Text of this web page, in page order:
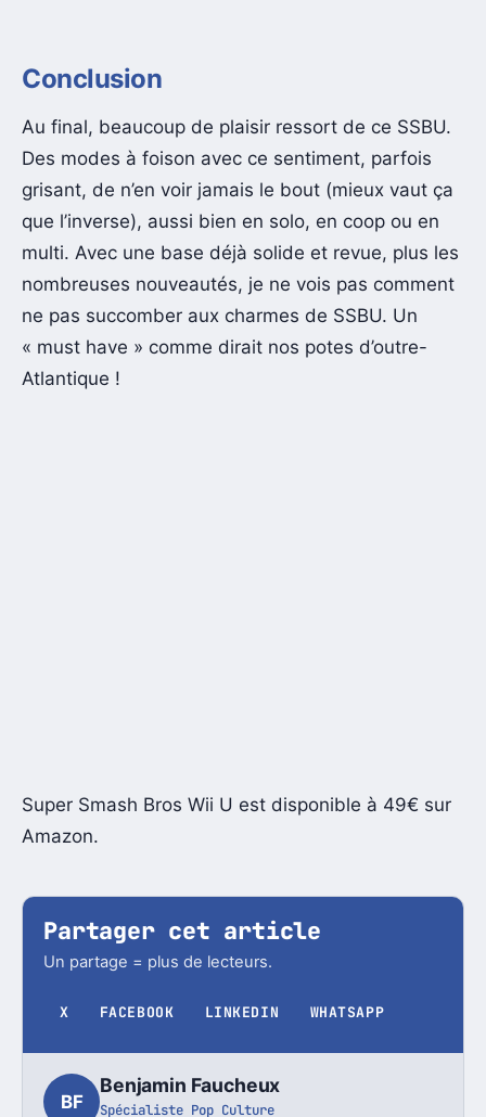
Conclusion
Au final, beaucoup de plaisir ressort de ce SSBU.
Des modes à foison avec ce sentiment, parfois
grisant, de n’en voir jamais le bout (mieux vaut ça
que l’inverse), aussi bien en solo, en coop ou en
multi. Avec une base déjà solide et revue, plus les
nombreuses nouveautés, je ne vois pas comment
ne pas succomber aux charmes de SSBU. Un
« must have » comme dirait nos potes d’outre-
Atlantique !
Super Smash Bros Wii U est disponible à 49€ sur
Amazon.
Partager cet article
Un partage = plus de lecteurs.
X FACEBOOK LINKEDIN WHATSAPP
BF
Benjamin Faucheux
Spécialiste Pop Culture